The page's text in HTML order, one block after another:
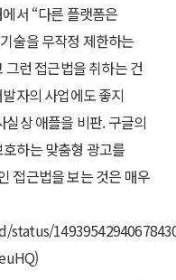
서 “다른 플랫폼은
술을 무작정 제한하는
런 접근법을 취하는 건
자의 사업에도 좋지
상 애플을 비판. 구글의
하는 맞춤형 광고를
접근법을 보는 것은 매우